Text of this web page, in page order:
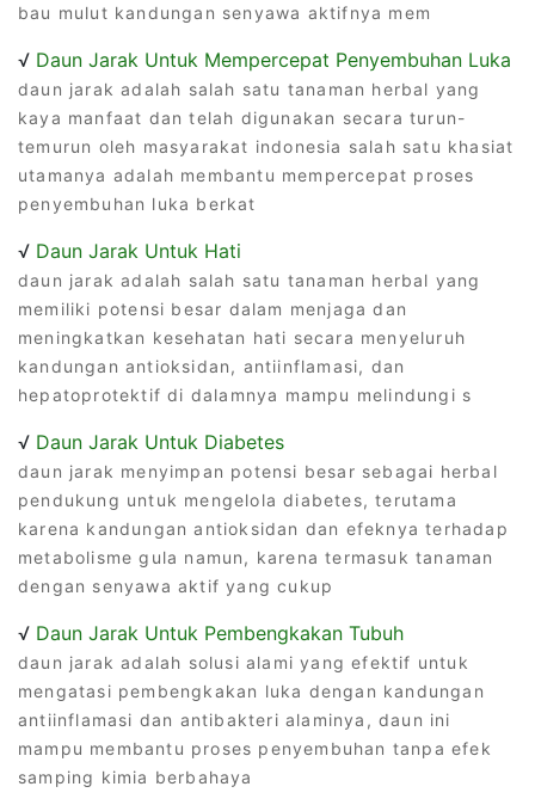
bau mulut kandungan senyawa aktifnya mem
√ Daun Jarak Untuk Mempercepat Penyembuhan Luka
daun jarak adalah salah satu tanaman herbal yang
kaya manfaat dan telah digunakan secara turun-
temurun oleh masyarakat indonesia salah satu khasiat
utamanya adalah membantu mempercepat proses
penyembuhan luka berkat
√ Daun Jarak Untuk Hati
daun jarak adalah salah satu tanaman herbal yang
memiliki potensi besar dalam menjaga dan
meningkatkan kesehatan hati secara menyeluruh
kandungan antioksidan, antiinflamasi, dan
hepatoprotektif di dalamnya mampu melindungi s
√ Daun Jarak Untuk Diabetes
daun jarak menyimpan potensi besar sebagai herbal
pendukung untuk mengelola diabetes, terutama
karena kandungan antioksidan dan efeknya terhadap
metabolisme gula namun, karena termasuk tanaman
dengan senyawa aktif yang cukup
√ Daun Jarak Untuk Pembengkakan Tubuh
daun jarak adalah solusi alami yang efektif untuk
mengatasi pembengkakan luka dengan kandungan
antiinflamasi dan antibakteri alaminya, daun ini
mampu membantu proses penyembuhan tanpa efek
samping kimia berbahaya